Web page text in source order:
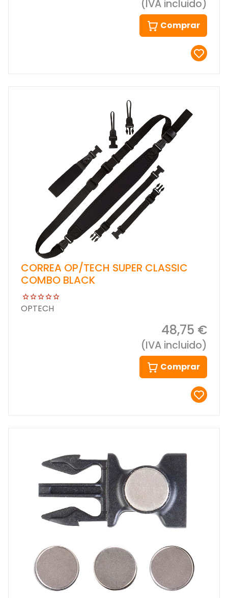
(IVA incluido)
Comprar
CORREA OP/TECH SUPER CLASSIC
COMBO BLACK
OPTECH
48,75 €
(IVA incluido)
Comprar